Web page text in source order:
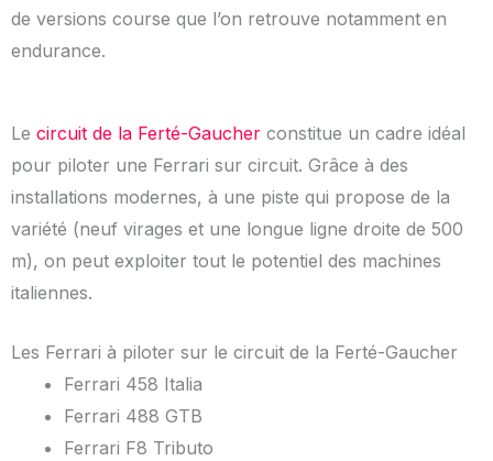
de versions course que l’on retrouve notamment en
endurance.
Le circuit de la Ferté-Gaucher constitue un cadre idéal
pour piloter une Ferrari sur circuit. Grâce à des
installations modernes, à une piste qui propose de la
variété (neuf virages et une longue ligne droite de 500
m), on peut exploiter tout le potentiel des machines
italiennes.
Les Ferrari à piloter sur le circuit de la Ferté-Gaucher
Ferrari 458 Italia
Ferrari 488 GTB
Ferrari F8 Tributo